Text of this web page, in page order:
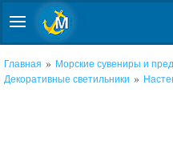
Главная » Морские сувениры и
Декоративные светильники »